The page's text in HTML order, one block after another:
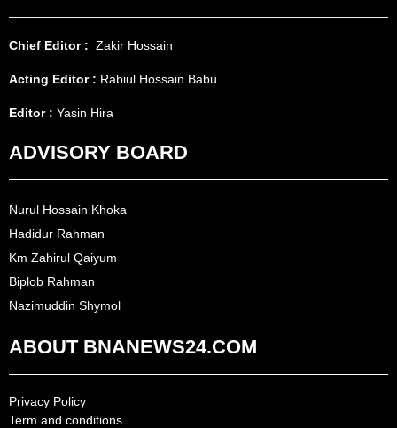
Chief Editor : Zakir Hossain
Acting Editor : Rabiul Hossain Babu
Editor : Yasin Hira
ADVISORY BOARD
Nurul Hossain Khoka
Hadidur Rahman
Km Zahirul Qaiyum
Biplob Rahman
Nazimuddin Shymol
ABOUT BNANEWS24.COM
Privacy Policy
Term and conditions